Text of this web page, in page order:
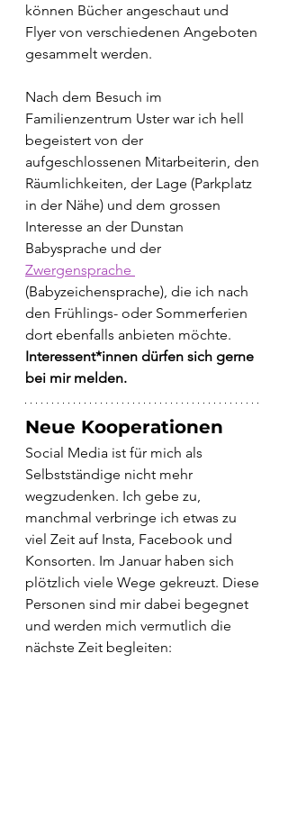
können Bücher angeschaut und
Flyer von verschiedenen Angeboten
gesammelt werden.
Nach dem Besuch im
Familienzentrum Uster war ich hell
begeistert von der
aufgeschlossenen Mitarbeiterin, den
Räumlichkeiten, der Lage (Parkplatz
in der Nähe) und dem grossen
Interesse an der Dunstan
Babysprache und der
Zwergensprache
(Babyzeichensprache), die ich nach
den Frühlings- oder Sommerferien
dort ebenfalls anbieten möchte.
Interessent*innen dürfen sich gerne
bei mir melden.
Neue Kooperationen
Social Media ist für mich als
Selbstständige nicht mehr
wegzudenken. Ich gebe zu,
manchmal verbringe ich etwas zu
viel Zeit auf Insta, Facebook und
Konsorten. Im Januar haben sich
plötzlich viele Wege gekreuzt. Diese
Personen sind mir dabei begegnet
und werden mich vermutlich die
nächste Zeit begleiten: